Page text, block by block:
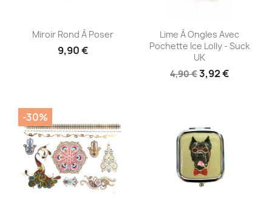
Aperçu rapide
Miroir Rond À Poser
9,90 €
Aperçu rapide
Lime À Ongles Avec
Pochette Ice Lolly - Suck
UK
4,90 €3,92 €
-30%